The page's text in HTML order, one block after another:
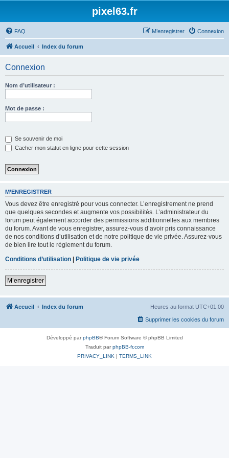
pixel63.fr
FAQ Connexion
M’enregistrer
Accueil Index du forum
Connexion
Nom d’utilisateur :
Mot de passe :
Se souvenir de moi
Cacher mon statut en ligne pour cette session
M’ENREGISTRER
Vous devez être enregistré pour vous connecter. L’enregistrement ne prend
que quelques secondes et augmente vos possibilités. L’administrateur du
forum peut également accorder des permissions additionnelles aux membres
du forum. Avant de vous enregistrer, assurez-vous d’avoir pris connaissance
de nos conditions d’utilisation et de notre politique de vie privée. Assurez-vous
de bien lire tout le règlement du forum.
Conditions d’utilisation | Politique de vie privée
M’enregistrer
Accueil Index du forum Heures au format UTC+01:00
Supprimer les cookies du forum
Développé parphpBB® Forum Software © phpBB Limited
Traduit parphpBB-fr.com
PRIVACY_LINK | TERMS_LINK